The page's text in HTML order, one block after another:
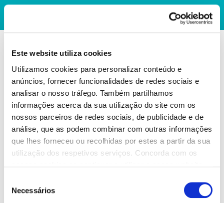
Este website utiliza cookies
Utilizamos cookies para personalizar conteúdo e
anúncios, fornecer funcionalidades de redes sociais e
analisar o nosso tráfego. Também partilhamos
informações acerca da sua utilização do site com os
nossos parceiros de redes sociais, de publicidade e de
análise, que as podem combinar com outras informações
que lhes forneceu ou recolhidas por estes a partir da sua
utilização dos respetivos serviços. Concorda com os
Necessários